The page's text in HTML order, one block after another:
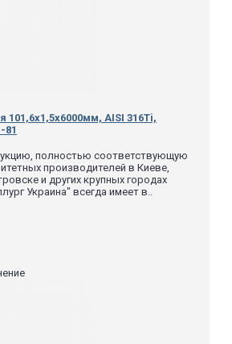
AISI 316Ti,
81
полностью соответствующую
производителей в Киеве,
и других крупных городах
Украина" всегда имеет в..